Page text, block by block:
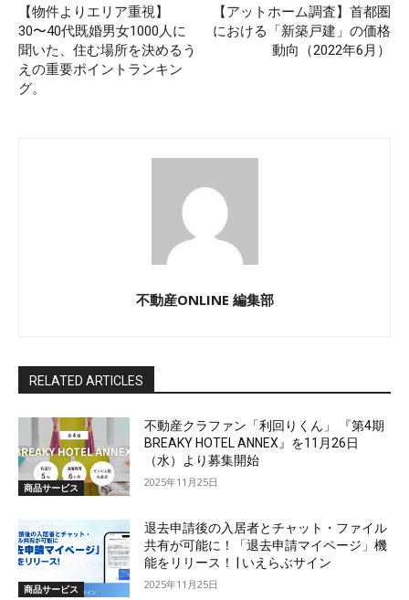
【物件よりエリア重視】
30〜40代既婚男女1000人に
聞いた、住む場所を決めるう
えの重要ポイントランキン
グ。
【アットホーム調査】首都圏
における「新築戸建」の価格
動向（2022年6月）
不動産ONLINE 編集部
RELATED ARTICLES
商品サービス
不動産クラファン「利回りくん」 『第4期
BREAKY HOTEL ANNEX』を11月26日
（水）より募集開始
2025年11月25日
商品サービス
退去申請後の入居者とチャット・ファイル
共有が可能に！「退去申請マイページ」機
能をリリース！ | いえらぶサイン
2025年11月25日